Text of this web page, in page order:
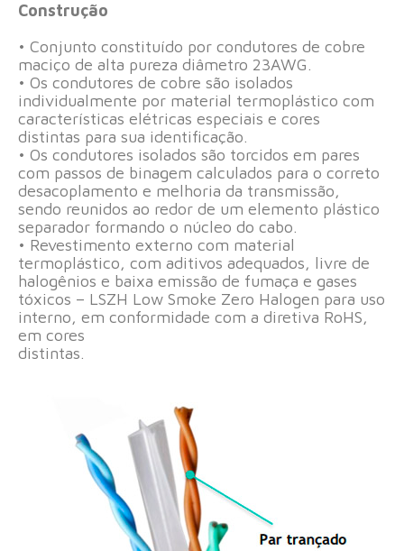
Construção
• Conjunto constituído por condutores de cobre
maciço de alta pureza diâmetro 23AWG.
• Os condutores de cobre são isolados
individualmente por material termoplástico com
características elétricas especiais e cores
distintas para sua identificação.
• Os condutores isolados são torcidos em pares
com passos de binagem calculados para o correto
desacoplamento e melhoria da transmissão,
sendo reunidos ao redor de um elemento plástico
separador formando o núcleo do cabo.
• Revestimento externo com material
termoplástico, com aditivos adequados, livre de
halogênios e baixa emissão de fumaça e gases
tóxicos – LSZH Low Smoke Zero Halogen para uso
interno, em conformidade com a diretiva RoHS,
em cores
distintas.